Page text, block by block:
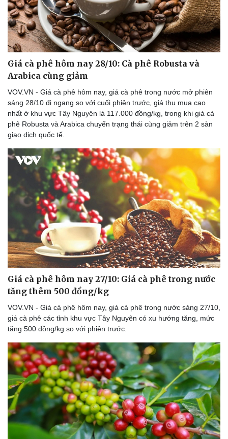
Giá cà phê hôm nay 28/10: Cà phê Robusta và
Arabica cùng giảm
VOV.VN - Giá cà phê hôm nay, giá cà phê trong nước mở phiên
sáng 28/10 đi ngang so với cuối phiên trước, giá thu mua cao
nhất ở khu vực Tây Nguyên là 117.000 đồng/kg, trong khi giá cà
phê Robusta và Arabica chuyển trạng thái cùng giảm trên 2 sàn
giao dịch quốc tế.
Giá cà phê hôm nay 27/10: Giá cà phê trong nước
tăng thêm 500 đồng/kg
VOV.VN - Giá cà phê hôm nay, giá cà phê trong nước sáng 27/10,
giá cà phê các tỉnh khu vực Tây Nguyên có xu hướng tăng, mức
tăng 500 đồng/kg so với phiên trước.